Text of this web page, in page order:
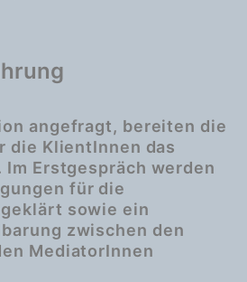
angefragt, bereiten die
die KlientInnen das
Im Erstgespräch werden
für die
sowie ein
zwischen den
MediatorInnen